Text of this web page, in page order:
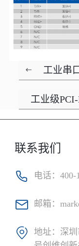
工业串
工业级PCI-
联系我们
电话： 400-
邮箱：
地址： 深